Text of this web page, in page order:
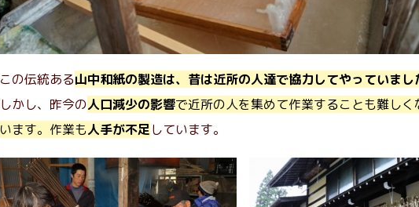
この伝統ある山中和紙の製造は、昔は近所の人達で協力してやっていまし
しかし、昨今の人口減少の影響で近所の人を集めて作業することも難しく
います。作業も人手が不足しています。